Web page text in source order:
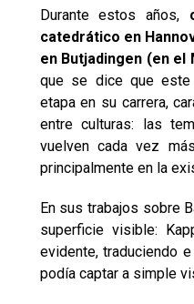
Durante estos años,
catedrático en
en Butjadingen (en el
que se dice que este
etapa en su carrera,
entre culturas: las
vuelven cada vez
principalmente en la
En sus trabajos sobre
superficie visible:
evidente, traduciendo
podía captar a simple